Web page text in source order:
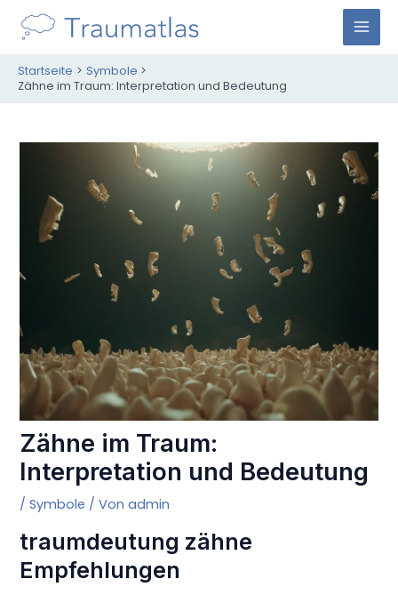
Inhalt
springen
M
N
M
Startseite
Symbole
Zähne im Traum: Interpretation und Bedeutung
Zähne im Traum:
Interpretation und Bedeutung
/Symbole / Vonadmin
traumdeutung zähne
Empfehlungen